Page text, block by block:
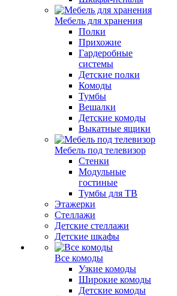
Мебель для хранения
Полки
Прихожие
Гардеробные
системы
Детские полки
Комоды
Тумбы
Вешалки
Детские комоды
Выкатные ящики
Мебель под телевизор
Стенки
Модульные
гостиные
Тумбы для ТВ
Этажерки
Стеллажи
Детские стеллажи
Детские шкафы
Все комоды
Узкие комоды
Широкие комоды
Детские комоды